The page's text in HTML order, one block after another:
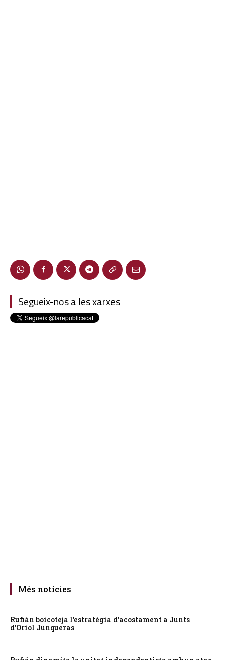
Segueix-nos a les xarxes
Més notícies
Rufián boicoteja l’estratègia d’acostament a Junts
d’Oriol Junqueras